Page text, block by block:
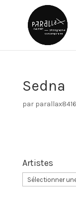
Sedna
par
Artistes